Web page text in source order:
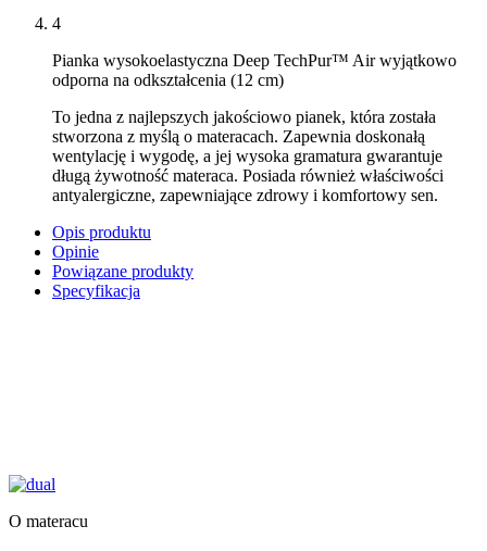
4
Pianka wysokoelastyczna Deep TechPur™ Air wyjątkowo
odporna na odkształcenia (12 cm)
To jedna z najlepszych jakościowo pianek, która została
stworzona z myślą o materacach. Zapewnia doskonałą
wentylację i wygodę, a jej wysoka gramatura gwarantuje
długą żywotność materaca. Posiada również właściwości
antyalergiczne, zapewniające zdrowy i komfortowy sen.
Opis produktu
Opinie
Powiązane produkty
Specyfikacja
O materacu